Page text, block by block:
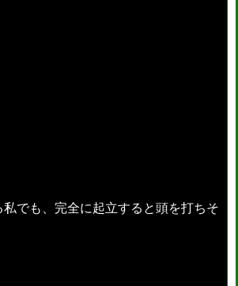
でも、完全に起立すると頭を打ちそ